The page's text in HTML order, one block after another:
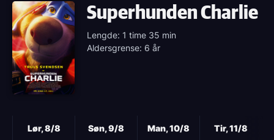
Superhunden Charlie
Lengde: 1 time 35 min
Aldersgrense: 6 år
Lør, 8/8 Søn, 9/8 Man, 10/8 Tir, 11/8